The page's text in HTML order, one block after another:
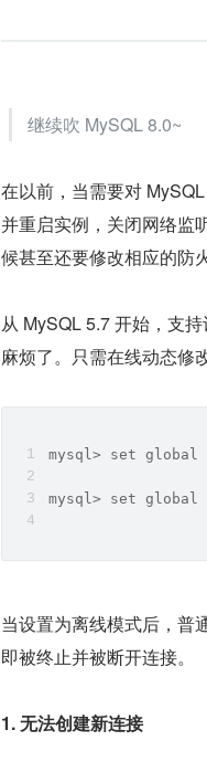
继续吹 MySQL 8.0~
在以前，当需要对
并重启实例，关闭网络监
候甚至还要修改相应的防
从 MySQL 5.7 开始，支
麻烦了。只需在线动态修
mysql> set global
mysql> set global
当设置为离线模式后，普
即被终止并被断开连接。
1. 无法创建新连接